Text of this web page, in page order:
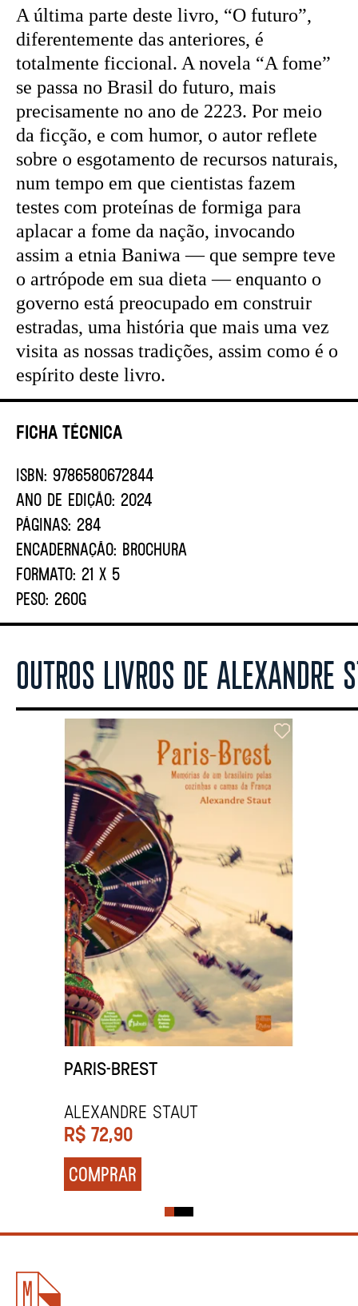
Ficha Técnica
ISBN: 9786580672844
ANO DE EDIÇÃO: 2024
PÁGINAS: 284
ENCADERNAÇÃO: BROCHURA
FORMATO: 21 X 5
PESO: 260G
A última parte deste livro, “O futuro”,
diferentemente das anteriores, é
totalmente ficcional. A novela “A fome”
se passa no Brasil do futuro, mais
precisamente no ano de 2223. Por meio
da ficção, e com humor, o autor reflete
sobre o esgotamento de recursos naturais,
num tempo em que cientistas fazem
testes com proteínas de formiga para
aplacar a fome da nação, invocando
assim a etnia Baniwa — que sempre teve
o artrópode em sua dieta — enquanto o
governo está preocupado em construir
estradas, uma história que mais uma vez
visita as nossas tradições, assim como é o
espírito deste livro.
OUTROS LIVROS DE ALEXANDRE
PARIS-BREST
Alexandre Staut
R$ 72,90
COMPRAR